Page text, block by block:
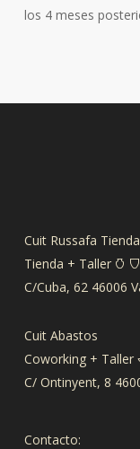
los 4 meses
Cuit Russafa Tienda
Tienda + Taller 𐃡 𐃴
C/Cuba, 62 46006
Cuit Abastos
Coworking +
C/ Ontinyent, 8
Contacto: